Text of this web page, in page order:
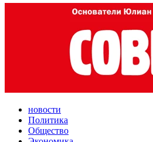
новости
Политика
Общество